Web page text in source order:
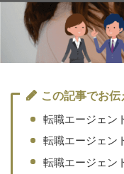
この記事でお伝
転職エージェン
転職エージェン
転職エージェン